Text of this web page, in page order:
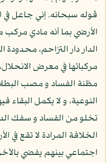
قوله سبحانه. إني جاعل
الأرضي بما أنه مادي
الدار دار التزاحم،
مركباتها في معرض
مظنة الفساد و مصب
النوعية، و لا يكمل البقاء
تخلو من الفساد و سفك
الخلافة المرادة لا تقع في
اجتماعي بينهم يفضي